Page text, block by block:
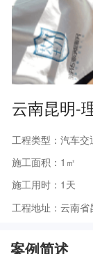
云南昆明-
工程类型：汽车交
施工面积：1㎡
施工用时：1天
工程地址：云南省
案例简述